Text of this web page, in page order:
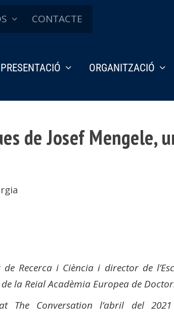
CONTACTE
PRESENTACIÓ ORGANITZACIÓ
de Josef Mengele,
Recerca i Ciència i director de
la Reial Acadèmia Europea de
The Conversation l’abril del